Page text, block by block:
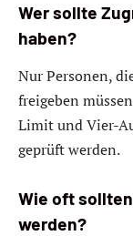
Wer sollte
haben?
Nur Personen,
freigeben
Limit und Vier-
geprüft werden.
Wie oft
werden?